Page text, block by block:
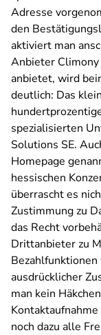
Adresse
den
aktiviert man
Anbieter
anbietet, wird
deutlich: Das
spezialisierten
Solutions SE.
Homepage
hessischen
überrascht es
Zustimmung zu
das Recht
Drittanbieter zu
ausdrücklicher
man kein
noch dazu alle